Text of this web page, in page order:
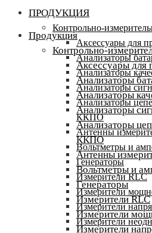
ПРОДУКЦИЯ
Контрольно-
Аксессуары для
Анализаторы
Анализаторы
Анализаторы
Анализаторы
ККПО
Антенны
Вольтметры и
Генераторы
Измерители RLC
Измерители
Измерители
Измерители
Продукция
Контрольно-
Аксессуары для
Анализаторы
Анализаторы
Анализаторы
Анализаторы
ККПО
Антенны
Вольтметры и
Генераторы
Измерители RLC
Измерители
Измерители